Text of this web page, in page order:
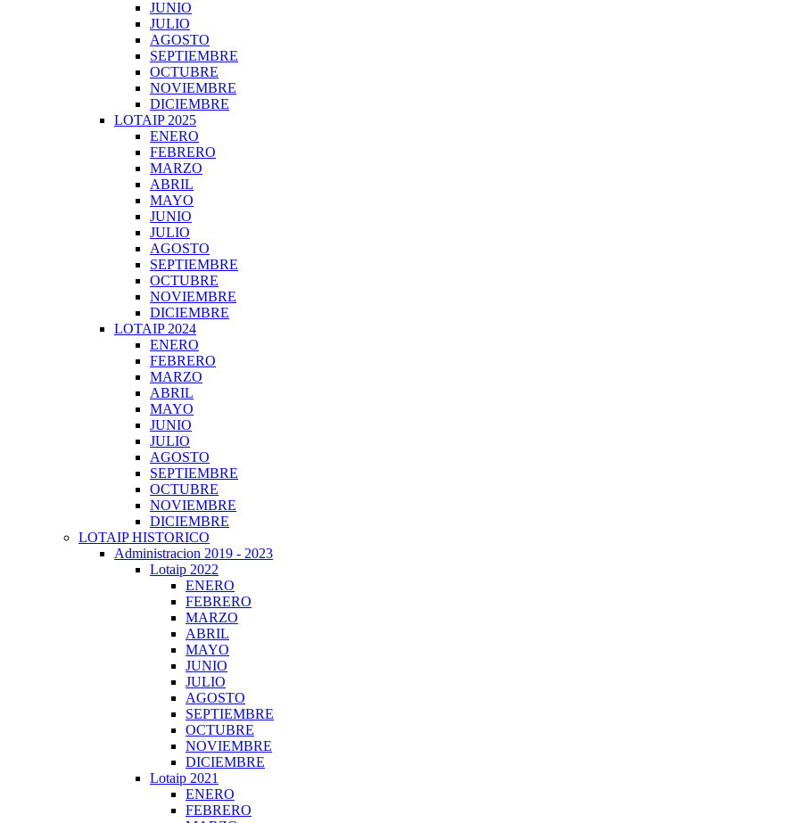
JUNIO
JULIO
AGOSTO
SEPTIEMBRE
OCTUBRE
NOVIEMBRE
DICIEMBRE
LOTAIP 2025
ENERO
FEBRERO
MARZO
ABRIL
MAYO
JUNIO
JULIO
AGOSTO
SEPTIEMBRE
OCTUBRE
NOVIEMBRE
DICIEMBRE
LOTAIP 2024
ENERO
FEBRERO
MARZO
ABRIL
MAYO
JUNIO
JULIO
AGOSTO
SEPTIEMBRE
OCTUBRE
NOVIEMBRE
DICIEMBRE
LOTAIP HISTORICO
Administracion 2019 - 2023
Lotaip 2022
ENERO
FEBRERO
MARZO
ABRIL
MAYO
JUNIO
JULIO
AGOSTO
SEPTIEMBRE
OCTUBRE
NOVIEMBRE
DICIEMBRE
Lotaip 2021
ENERO
FEBRERO